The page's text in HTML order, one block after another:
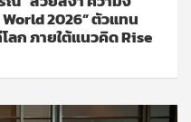
2026” ตัวแทน
ก ภายใต้แนวคิด Rise